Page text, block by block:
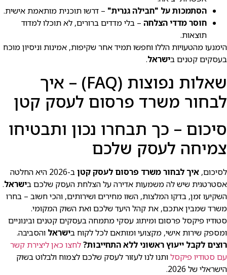
הסתמכות על "חבילה גנרית" – דרשו תוכנית מותאמת אישית.
חוסר מדדי הצלחה – בלי מדדים ברורים, לא תוכלו למדוד
תוצאות.
הימנעו מהטעויות הללו וחפשו תמיד אחר שקיפות, אמינות וניסיון מוכח
בעסקים קטנים בישראל.
שאלות נפוצות (FAQ) – איך
לבחור משרד פרסום לעסק קטן
סיכום – כך תבחרו נכון ותבטיחו
צמיחה לעסק שלכם
לסיכום, איך לבחור משרד פרסום לעסק קטן
ב-2026 היא החלטה
אסטרטגית שיש לה משמעות אדירה על הצלחת העסק שלכם בישראל.
השקיעו זמן, בדקו המלצות, השוו מחירים ושירותים, והכי חשוב – בחרו
משרד שמבין אתכם, את קהל היעד שלכם ואת השוק המקומי.
סטודיו פיקסל פרסום ומיתוג עסקי מתמחה בעסקים קטנים ובינוניים
ומספק שירות אישי, מקצועי ומותאם לכל לקוח בישראל והסביבה.
רוצים לקבל ייעוץ ראשוני ללא התחייבות?לחצו כאן ליצירת קשר
עם סטודיו פיקסלותנו לנו לעזור לעסק שלכם לצמוח ולבלוט בשוק
הישראלי של 2026.